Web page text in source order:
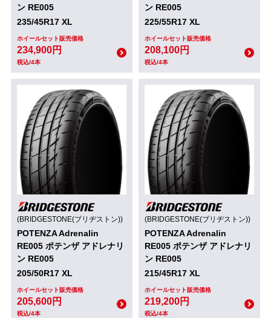
ン RE005
235/45R17 XL
ホイールセット販売価格
234,900円
税込/4本
ン RE005
225/55R17 XL
ホイールセット販売価格
208,100円
税込/4本
(BRIDGESTONE(ブリヂストン))
POTENZA Adrenalin
RE005 ポテンザ アドレナリ
ン RE005
205/50R17 XL
ホイールセット販売価格
205,600円
税込/4本
(BRIDGESTONE(ブリヂストン))
POTENZA Adrenalin
RE005 ポテンザ アドレナリ
ン RE005
215/45R17 XL
ホイールセット販売価格
219,200円
税込/4本